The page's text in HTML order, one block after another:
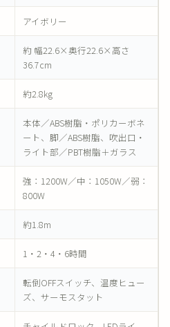
アイボリー
約 幅22.6×奥行22.6×高さ
36.7cm
約2.8kg
本体／ABS樹脂・ポリカーボネ
ート、脚／ABS樹脂、吹出口・
ライト部／PBT樹脂＋ガラス
強：1200W／中：1050W／弱：
800W
約1.8m
1・2・4・6時間
転倒OFFスイッチ、温度ヒュー
ズ、サーモスタット